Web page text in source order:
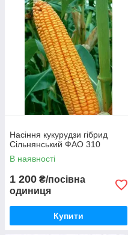
Насіння кукурудзи гібрид
Сільнянський ФАО 310
В наявності
1 200 ₴/посівна
одиниця
Купити